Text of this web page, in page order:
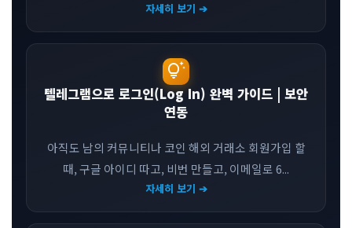
자세히 보기 ➔
tips_and_updates
텔레그램으로 로그인(Log In) 완벽 가이드 | 보안
연동
아직도 남의 커뮤니티나 코인 해외 거래소 회원가입 할
때, 구글 아이디 따고, 비번 만들고, 이메일로 6...
자세히 보기 ➔